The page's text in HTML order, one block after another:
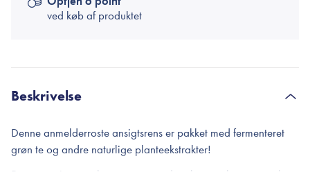
ved køb af produktet
Beskrivelse
Denne anmelderroste ansigtsrens er pakket med fermenteret
grøn te og andre naturlige planteekstrakter!
Denne ansigtsrens har en pumpe, der elegant skummer sæben